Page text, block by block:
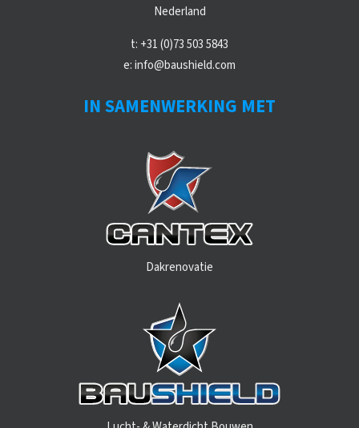
Nederland
t: +31 (0)73 503 5843
e:info@baushield.com
IN SAMENWERKING MET
Dakrenovatie